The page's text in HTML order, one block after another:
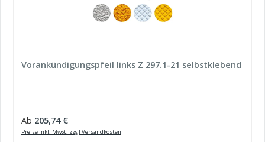
Vorankündigungspfeil links Z 297.1-21 selbstklebend
Regulärer Preis:
Ab 205,74 €
Preise inkl. MwSt. zzgl Versandkosten